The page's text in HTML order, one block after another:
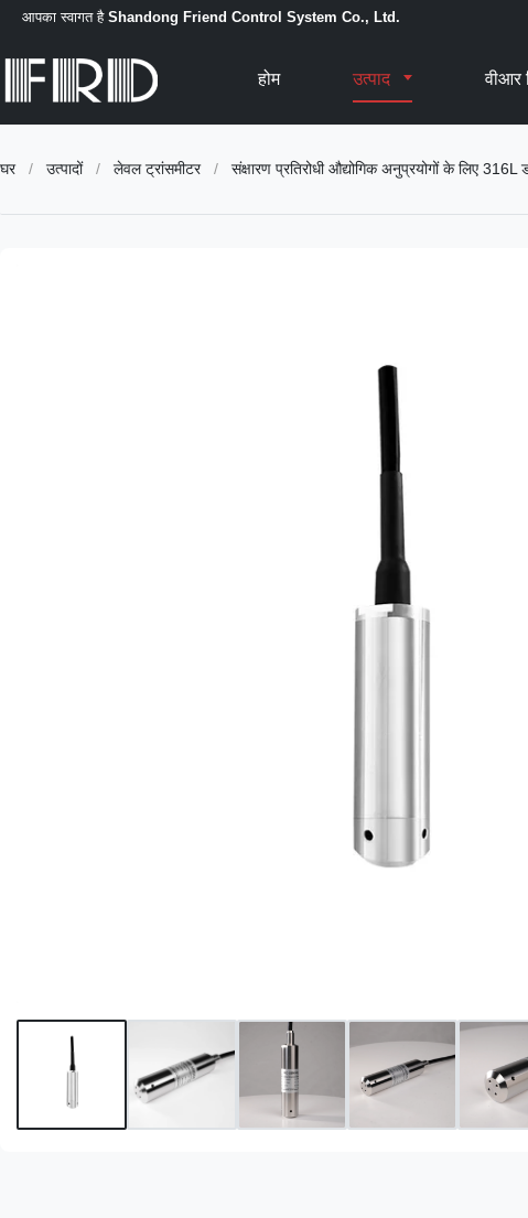
आपका स्वागत है Shandong Friend Control System Co., Ltd.
होम उत्पाद वीआर
घर / उत्पादों / लेवल ट्रांसमीटर / संक्षारण प्रतिरोधी औद्योगिक अनुप्रयोगों के लिए